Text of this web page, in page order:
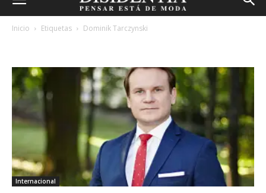
Inicio Etiquetas Dominik Tarczynski
Internacional